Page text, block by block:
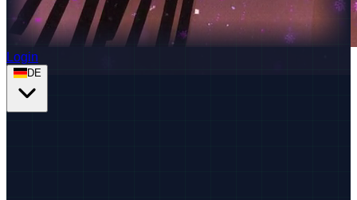
Login
DE